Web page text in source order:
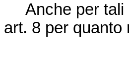
Anche per tali
art. 8 per quanto